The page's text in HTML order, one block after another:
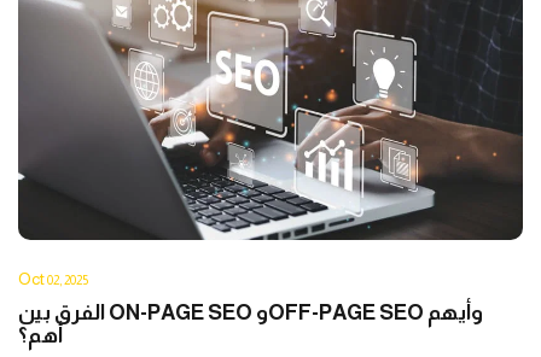
Oct02, 2025
الفرق بين ON-PAGE SEO وOFF-PAGE SEO وأيهم
أهم؟